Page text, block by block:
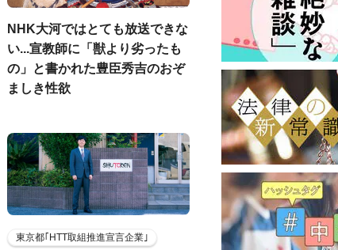
NHK大河ではとても放送できな
い...宣教師に「獣より劣ったも
の」と書かれた豊臣秀吉のおぞ
ましき性欲
東京都｢HTT取組推進宣言企業｣